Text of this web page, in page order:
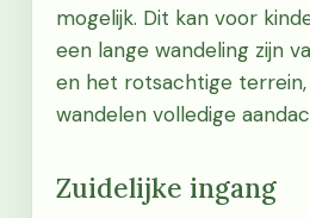
mogelijk. Dit kan voor
een lange wandeling zijn
en het rotsachtige
wandelen volledige
Zuidelijke ingang